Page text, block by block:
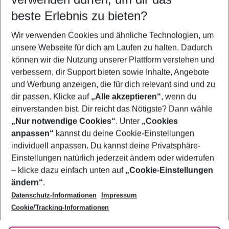
5-8 Nächte
2 Erwachsene Keine Kinder
Mehr Filter anzeigen
Footer
Footer navigation
Über uns
AGB
Bestpreisgarantie
Cookie-Einstellungen ändern
Cookie-Richtlinie
Agenturbetreuung
Barrierefreies Reisen
Folge uns
beste Erlebnis zu bieten?
Wir verwenden Cookies und ähnliche Technologien, um
unsere Webseite für dich am Laufen zu halten. Dadurch
können wir die Nutzung unserer Plattform verstehen und
verbessern, dir Support bieten sowie Inhalte, Angebote
und Werbung anzeigen, die für dich relevant sind und zu
dir passen. Klicke auf „Alle akzeptieren“, wenn du
einverstanden bist. Dir reicht das Nötigste? Dann wähle
„Nur notwendige Cookies“. Unter „Cookies
anpassen“ kannst du deine Cookie-Einstellungen
individuell anpassen. Du kannst deine Privatsphäre-
Einstellungen natürlich jederzeit ändern oder widerrufen
– klicke dazu einfach unten auf „Cookie-Einstellungen
ändern“.
Datenschutz-Informationen
Impressum
Cookie/Tracking-Informationen